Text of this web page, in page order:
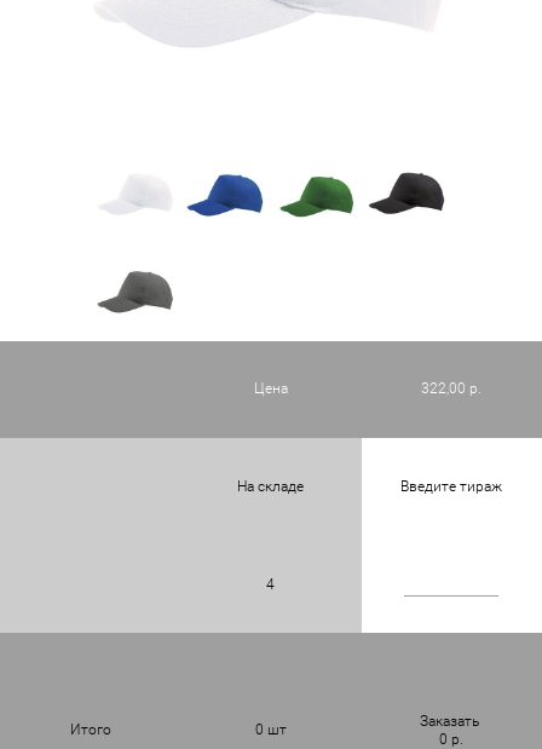
Цена 322,00 р.
На складе Введите тираж
4
Итого 0 шт
Заказать
0 р.